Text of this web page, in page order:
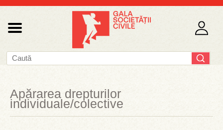
Apărarea drepturilor
individuale/colective